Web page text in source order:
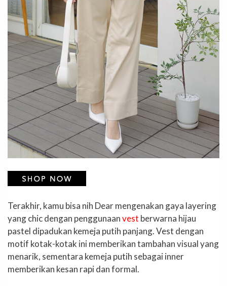
Terakhir, kamu bisa nih Dear mengenakan gaya layering
yang chic dengan penggunaanvest berwarna hijau
pastel dipadukan kemeja putih panjang. Vest dengan
motif kotak-kotak ini memberikan tambahan visual yang
menarik, sementara kemeja putih sebagai inner
memberikan kesan rapi dan formal.